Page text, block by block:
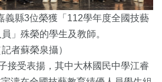
義縣3位榮獲「112學年度全國技藝
」殊榮的學生及教師。
記者蘇榮泉攝）
接受表揚，其中大林國民中學江睿